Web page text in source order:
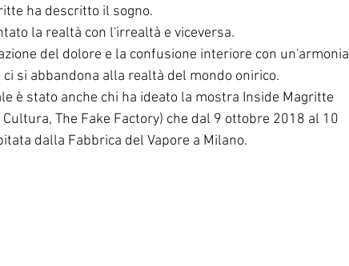
ha descritto il sogno.
la realtà con l'irrealtà e viceversa.
del dolore e la confusione interiore con un'armonia
si abbandona alla realtà del mondo onirico.
è stato anche chi ha ideato la mostra Inside Magritte
Cultura, The Fake Factory) che dal 9 ottobre 2018 al 10
dalla Fabbrica del Vapore a Milano.